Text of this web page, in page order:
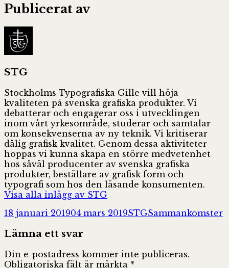
Publicerat av
STG
Stockholms Typografiska Gille vill höja
kvaliteten på svenska grafiska produkter. Vi
debatterar och engagerar oss i utvecklingen
inom vårt yrkesområde, studerar och samtalar
om konsekvenserna av ny teknik. Vi kritiserar
dålig grafisk kvalitet. Genom dessa aktiviteter
hoppas vi kunna skapa en större medvetenhet
hos såväl producenter av svenska grafiska
produkter, beställare av grafisk form och
typografi som hos den läsande konsumenten.
Visa alla inlägg av STG
Postat
18 januari 201904 mars 2019Författare
STGKategorier
Sammankomster
Lämna ett svar
Din e-postadress kommer inte publiceras.
Obligatoriska fält är märkta *